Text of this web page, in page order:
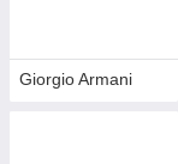
Giorgio Armani